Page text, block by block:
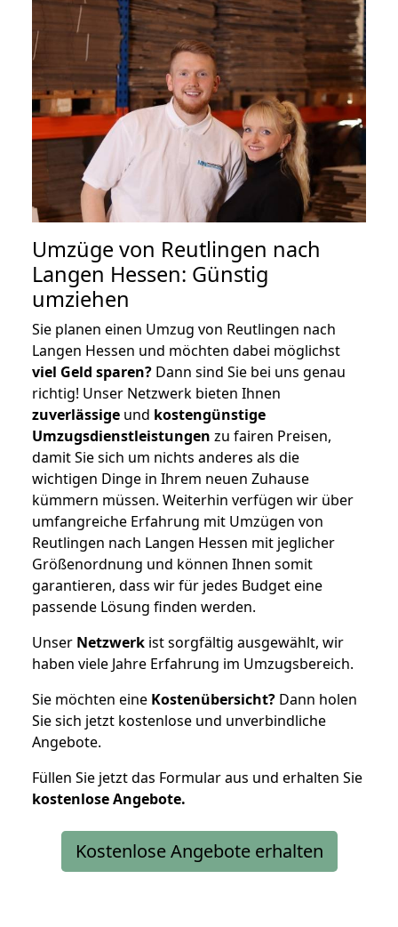
Umzüge von Reutlingen nach
Langen Hessen: Günstig
umziehen
Sie planen einen Umzug von Reutlingen nach
Langen Hessen und möchten dabei möglichst
viel Geld sparen? Dann sind Sie bei uns genau
richtig! Unser Netzwerk bieten Ihnen
zuverlässige und kostengünstige
Umzugsdienstleistungen zu fairen Preisen,
damit Sie sich um nichts anderes als die
wichtigen Dinge in Ihrem neuen Zuhause
kümmern müssen. Weiterhin verfügen wir über
umfangreiche Erfahrung mit Umzügen von
Reutlingen nach Langen Hessen mit jeglicher
Größenordnung und können Ihnen somit
garantieren, dass wir für jedes Budget eine
passende Lösung finden werden.
Unser Netzwerk ist sorgfältig ausgewählt, wir
haben viele Jahre Erfahrung im Umzugsbereich.
Sie möchten eine Kostenübersicht? Dann holen
Sie sich jetzt kostenlose und unverbindliche
Angebote.
Füllen Sie jetzt das Formular aus und erhalten Sie
kostenloseAngebote.
Kostenlose Angebote erhalten